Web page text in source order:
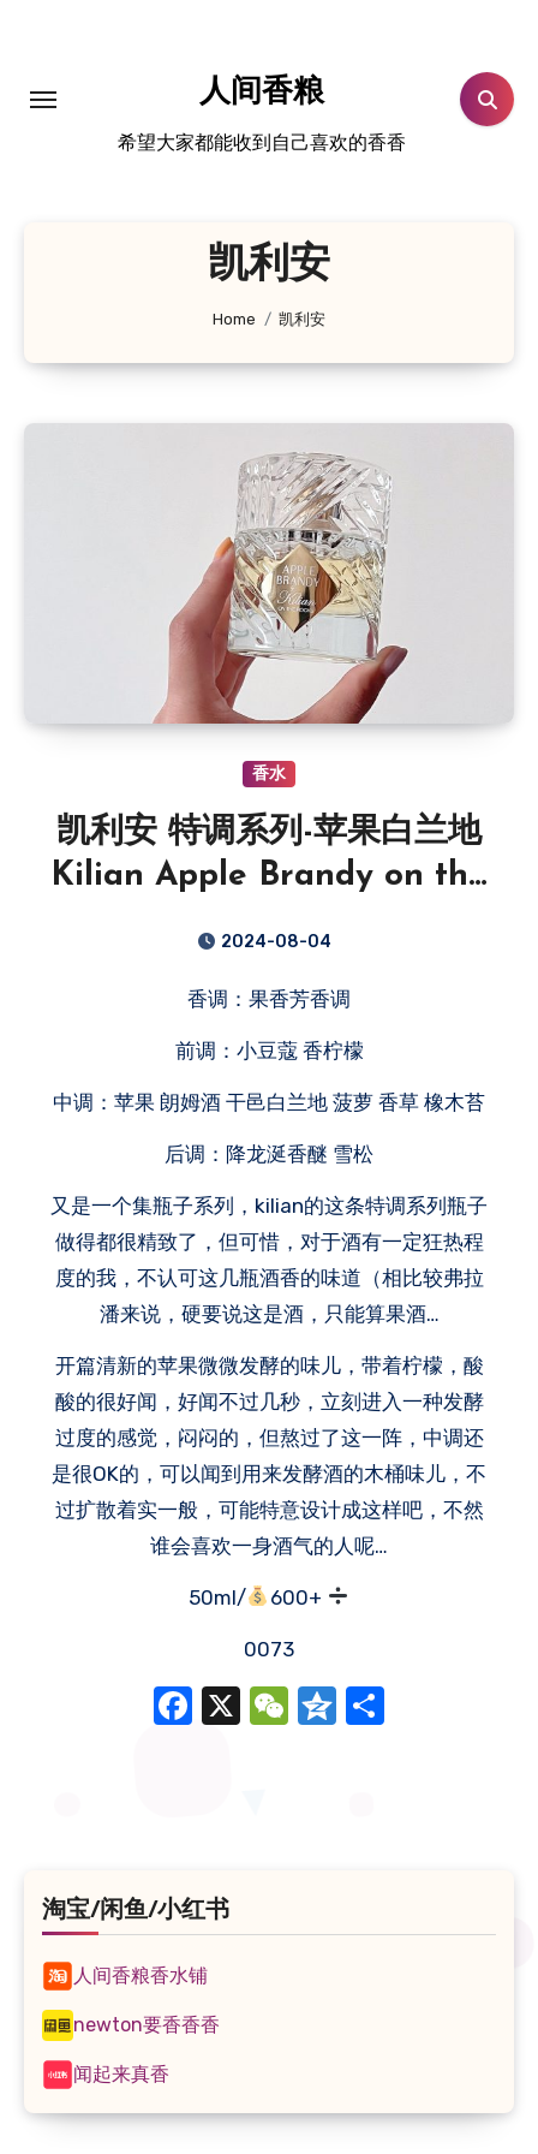
人间香粮
希望大家都能收到自己喜欢的香香
凯利安
Home 凯利安
香水
凯利安 特调系列-苹果白兰地
Kilian Apple Brandy on the
2024-08-04
香调：果香芳香调
前调：小豆蔻 香柠檬
中调：苹果 朗姆酒 干邑白兰地 菠萝 香草 橡木苔
后调：降龙涎香醚 雪松
又是一个集瓶子系列，kilian的这条特调系列瓶子
做得都很精致了，但可惜，对于酒有一定狂热程
度的我，不认可这几瓶酒香的味道（相比较弗拉
潘来说，硬要说这是酒，只能算果酒…
开篇清新的苹果微微发酵的味儿，带着柠檬，酸
酸的很好闻，好闻不过几秒，立刻进入一种发酵
过度的感觉，闷闷的，但熬过了这一阵，中调还
是很OK的，可以闻到用来发酵酒的木桶味儿，不
过扩散着实一般，可能特意设计成这样吧，不然
谁会喜欢一身酒气的人呢…
50ml/ 600+
0073
Facebook
X WeChat
Qzone
淘宝/闲鱼/小红书
人间香粮香水铺
newton要香香香
闻起来真香